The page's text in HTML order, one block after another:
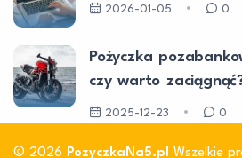
2026-01-05 0
Pożyczka
czy warto
2025-12-23 0
© 2026 PozyczkaNa5.pl Wszelkie